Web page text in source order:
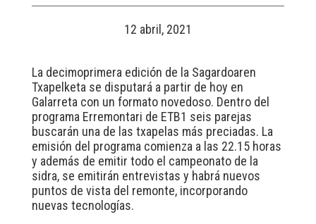
12 abril, 2021
La decimoprimera edición de la Sagardoaren
Txapelketa se disputará a partir de hoy en
Galarreta con un formato novedoso. Dentro del
programa Erremontari de ETB1 seis parejas
buscarán una de las txapelas más preciadas. La
emisión del programa comienza a las 22.15 horas
y además de emitir todo el campeonato de la
sidra, se emitirán entrevistas y habrá nuevos
puntos de vista del remonte, incorporando
nuevas tecnologías.